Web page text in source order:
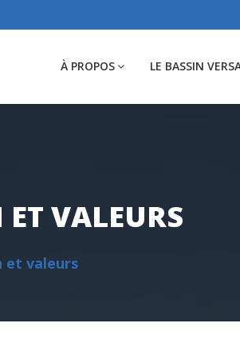
À PROPOS LE BASSIN
VALEURS
et valeurs